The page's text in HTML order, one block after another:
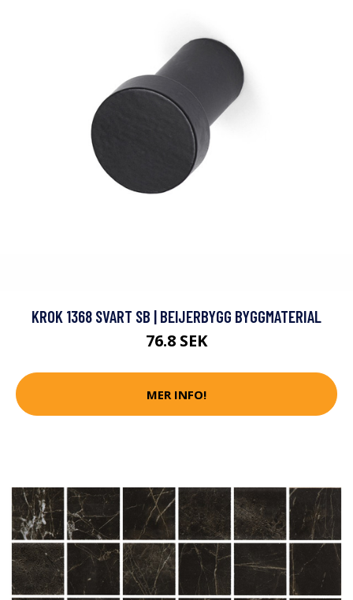
KROK 1368 SVART SB | BEIJERBYGG BYGGMATERIAL
76.8 SEK
MER INFO!